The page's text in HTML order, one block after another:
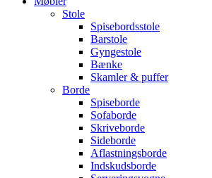
Stole
Spisebordsstole
Barstole
Gyngestole
Bænke
Skamler & puffer
Borde
Spiseborde
Sofaborde
Skriveborde
Sideborde
Aflastningsborde
Indskudsborde